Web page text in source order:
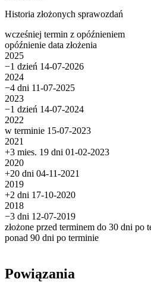
Historia złożonych sprawozdań
wcześniej termin z opóźnieniem
opóźnienie data złożenia
2025
−1 dzień 14-07-2026
2024
−4 dni 11-07-2025
2023
−1 dzień 14-07-2024
2022
w terminie 15-07-2023
2021
+3 mies. 19 dni 01-02-2023
2020
+20 dni 04-11-2021
2019
+2 dni 17-10-2020
2018
−3 dni 12-07-2019
złożone przed terminem do 30 dni po
ponad 90 dni po terminie
Powiązania